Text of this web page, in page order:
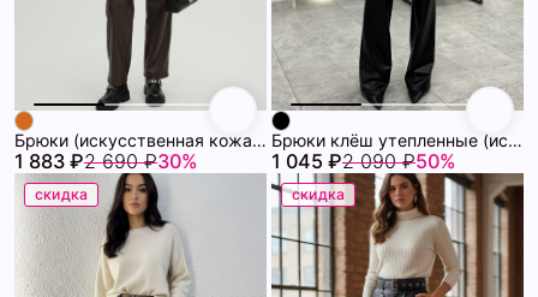
Брюки (искусственная кожа) 72460943\1013
1 883 ₽2 690 ₽30%
Брюки клёш утепленные (искусственная кожа) 72460905\15
1 045 ₽2 090 ₽50%
скидка скидка